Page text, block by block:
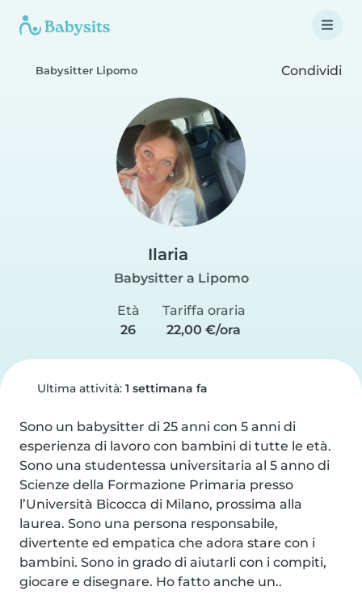
Babysitter Lipomo Condividi
Ilaria
Babysitter a Lipomo
Età
26
Tariffa oraria
22,00 €/ora
Ultima attività: 1 settimana fa
Sono un babysitter di 25 anni con 5 anni di
esperienza di lavoro con bambini di tutte le età.
Sono una studentessa universitaria al 5 anno di
Scienze della Formazione Primaria presso
l’Università Bicocca di Milano, prossima alla
laurea. Sono una persona responsabile,
divertente ed empatica che adora stare con i
bambini. Sono in grado di aiutarli con i compiti,
giocare e disegnare. Ho fatto anche un..